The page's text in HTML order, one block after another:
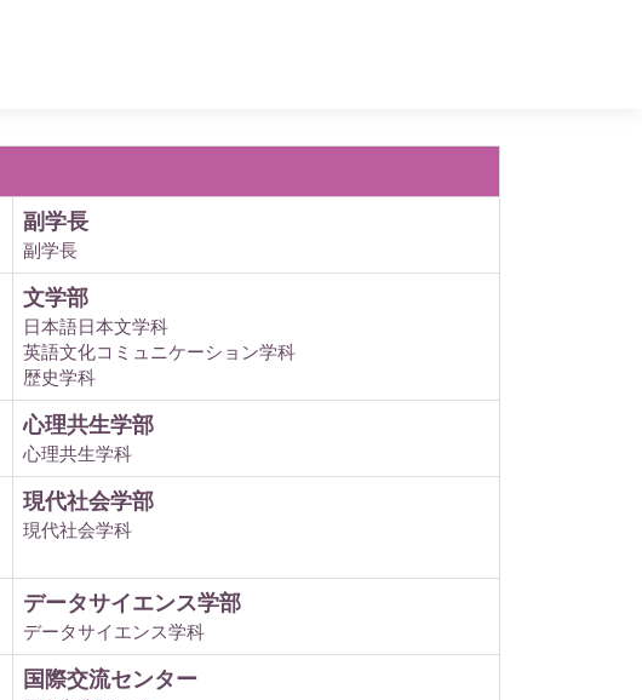
副学長
副学長
文学部
日本語日本文学科
英語文化コミュニケーション学科
歴史学科
心理共生学部
心理共生学科
現代社会学部
現代社会学科
データサイエンス学部
データサイエンス学科
国際交流センター